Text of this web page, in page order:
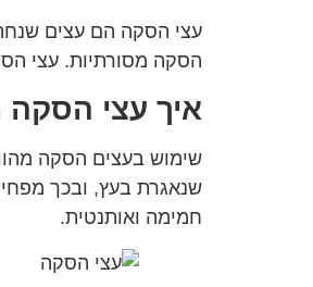
עצי הסקה הם עצים
הסקה מסורתיות. עצי
איך עצי הסקה
שימוש בעצים הסקה
שנאגרת בעץ, ובכך
חמימה ואותנטית.